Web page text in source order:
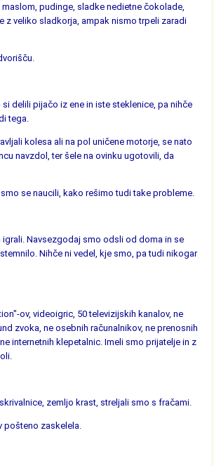
pudinge, sladke nedietne čokolade,
z veliko sladkorja, ampak nismo trpeli zaradi
delili pijačo iz ene in iste steklenice, pa nihče
tega.
kolesa ali na pol uničene motorje, se nato
navzdol, ter šele na ovinku ugotovili, da
se naucili, kako rešimo tudi take probleme.
igrali. Navsezgodaj smo odsli od doma in se
Nihče ni vedel, kje smo, pa tudi nikogar
ov, videoigric, 50 televizijskih kanalov, ne
zvoka, ne osebnih računalnikov, ne prenosnih
internetnih klepetalnic. Imeli smo prijatelje in z
zemljo krast, streljali smo s fračami.
pošteno zaskelela.